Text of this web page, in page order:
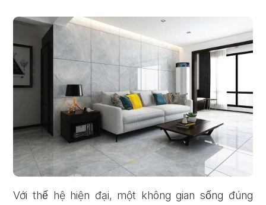
Với thế hệ hiện đại, một không gian sống đúng